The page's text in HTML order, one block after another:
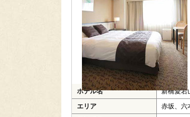
ホテル名
新橋愛宕
エリア
赤坂、六